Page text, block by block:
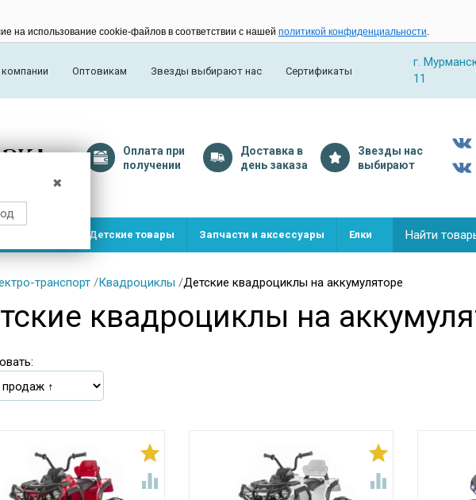
на использование cookie-файлов в соответствии с нашей политикой конфиденциальности.
Оптовикам Звезды выбирают нас Сертификаты
г.
11
✖
Оплата при
получении
Доставка в
день заказа
Звезды нас
выбирают
Детские товары Запчасти и аксессуары Елки
транспорт /Квадроциклы /Детские квадроциклы на аккумуляторе
квадроциклы на



